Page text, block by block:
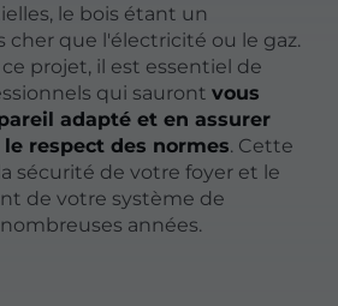
le bois étant un
que l'électricité ou le gaz.
projet, il est essentiel de
qui sauront vous
adapté et en assurer
respect des normes. Cette
sécurité de votre foyer et le
de votre système de
années.